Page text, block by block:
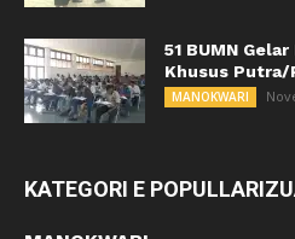
51 BUMN
Khusus Putra/
MANOKWARI
KATEGORI E